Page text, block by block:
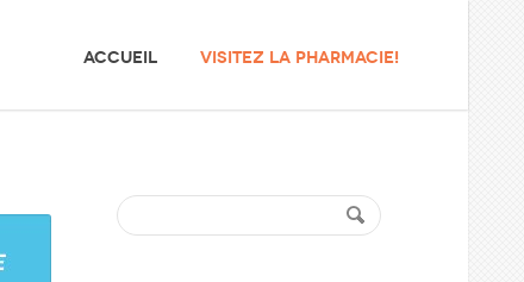
ACCUEIL VISITEZ LA PHARMACIE!